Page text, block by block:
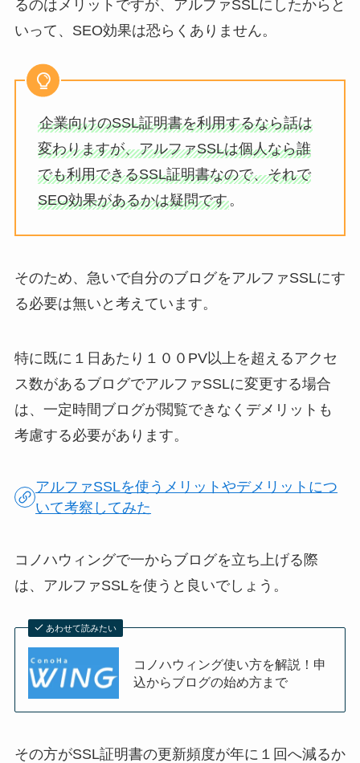
るのはメリットですが、アルファSSLにしたからと
いって、SEO効果は恐らくありません。
企業向けのSSL証明書を利用するなら話は
変わりますが、アルファSSLは個人なら誰
でも利用できるSSL証明書なので、それで
SEO効果があるかは疑問です。
そのため、急いで自分のブログをアルファSSLにす
る必要は無いと考えています。
特に既に１日あたり１００PV以上を超えるアクセ
ス数があるブログでアルファSSLに変更する場合
は、一定時間ブログが閲覧できなくデメリットも
考慮する必要があります。
アルファSSLを使うメリットやデメリットにつ
いて考察してみた
コノハウィングで一からブログを立ち上げる際
は、アルファSSLを使うと良いでしょう。
あわせて読みたい
コノハウィング使い方を解説！申
込からブログの始め方まで
その方がSSL証明書の更新頻度が年に１回へ減るか